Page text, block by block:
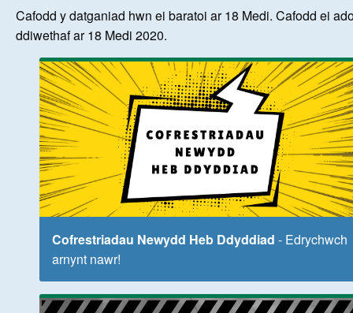
Cafodd y datganiad hwn ei baratoi ar 18 Medi. Cafodd ei
ddiwethaf ar 18 Medi 2020.
Cofrestriadau Newydd Heb Ddyddiad - Edrychwch
arnynt nawr!